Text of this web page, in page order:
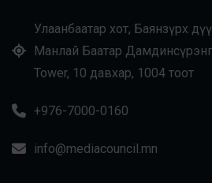
Улаанбаатар хот, Баянзүрх
Манлай Баатар
Tower, 10 давхар, 1004 тоот
+976-7000-0160
info@mediacouncil.mn